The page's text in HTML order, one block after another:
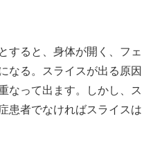
すると、身体が開く、フェ
なる。スライスが出る原因
なって出ます。しかし、ス
患者でなければスライスは